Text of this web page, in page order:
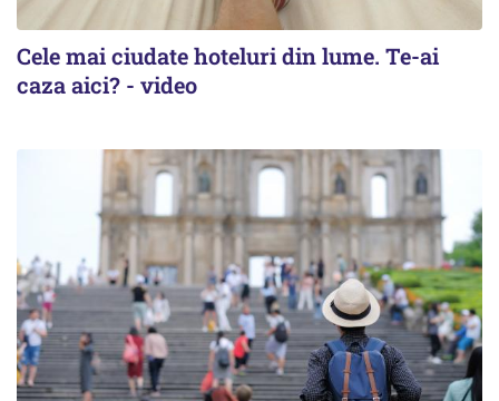
Cele mai ciudate hoteluri din lume. Te-ai
caza aici? - video